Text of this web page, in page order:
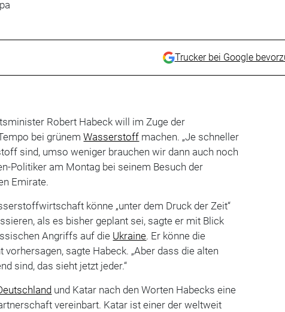
Trucker bei Google
Robert Habeck will im Zuge der
bei grünemWasserstoff machen. „Je schneller
sind, umso weniger brauchen wir dann auch noch
Politiker am Montag bei seinem Besuch der
Emirate.
könne „unter dem Druck der Zeit“
als es bisher geplant sei, sagte er mit Blick
Angriffs auf die Ukraine. Er könne die
vorhersagen, sagte Habeck. „Aber dass die alten
sind, das sieht jetzt jeder.“
und Katar nach den Worten Habecks eine
vereinbart. Katar ist einer der weltweit